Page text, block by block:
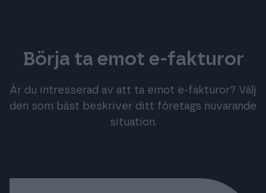
Börja ta emot e-fakturor
Är du intresserad av att ta emot e-fakturor? Välj
den som bäst beskriver ditt företags nuvarande
situation.